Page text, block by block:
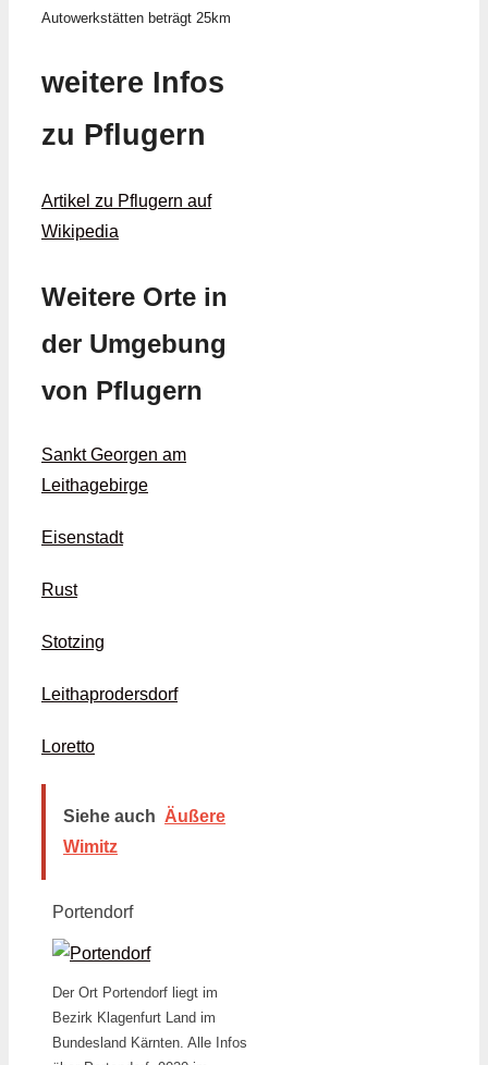
Autowerkstätten beträgt 25km
weitere Infos
zu Pflugern
Artikel zu Pflugern auf
Wikipedia
Weitere Orte in
der Umgebung
von Pflugern
Sankt Georgen am
Leithagebirge
Eisenstadt
Rust
Stotzing
Leithaprodersdorf
Loretto
Siehe auch Äußere
Wimitz
Portendorf
Der Ort Portendorf liegt im
Bezirk Klagenfurt Land im
Bundesland Kärnten. Alle Infos